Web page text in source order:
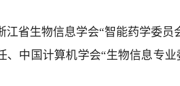
生物信息学会“智能药学委员
中国计算机学会“生物信息专